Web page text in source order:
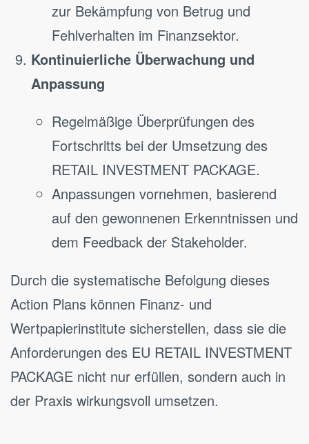
zur Bekämpfung von Betrug und
Fehlverhalten im Finanzsektor.
Kontinuierliche Überwachung und
Anpassung
Regelmäßige Überprüfungen des
Fortschritts bei der Umsetzung des
RETAIL INVESTMENT PACKAGE.
Anpassungen vornehmen, basierend
auf den gewonnenen Erkenntnissen und
dem Feedback der Stakeholder.
Durch die systematische Befolgung dieses
Action Plans können Finanz- und
Wertpapierinstitute sicherstellen, dass sie die
Anforderungen des EU RETAIL INVESTMENT
PACKAGE nicht nur erfüllen, sondern auch in
der Praxis wirkungsvoll umsetzen.